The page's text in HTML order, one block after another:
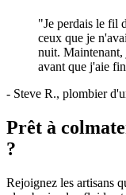
"Je perdais le fil
ceux que je
nuit. Maintenant,
avant que j'aie
- Steve R., plombier
Prêt à
?
Rejoignez les artisans